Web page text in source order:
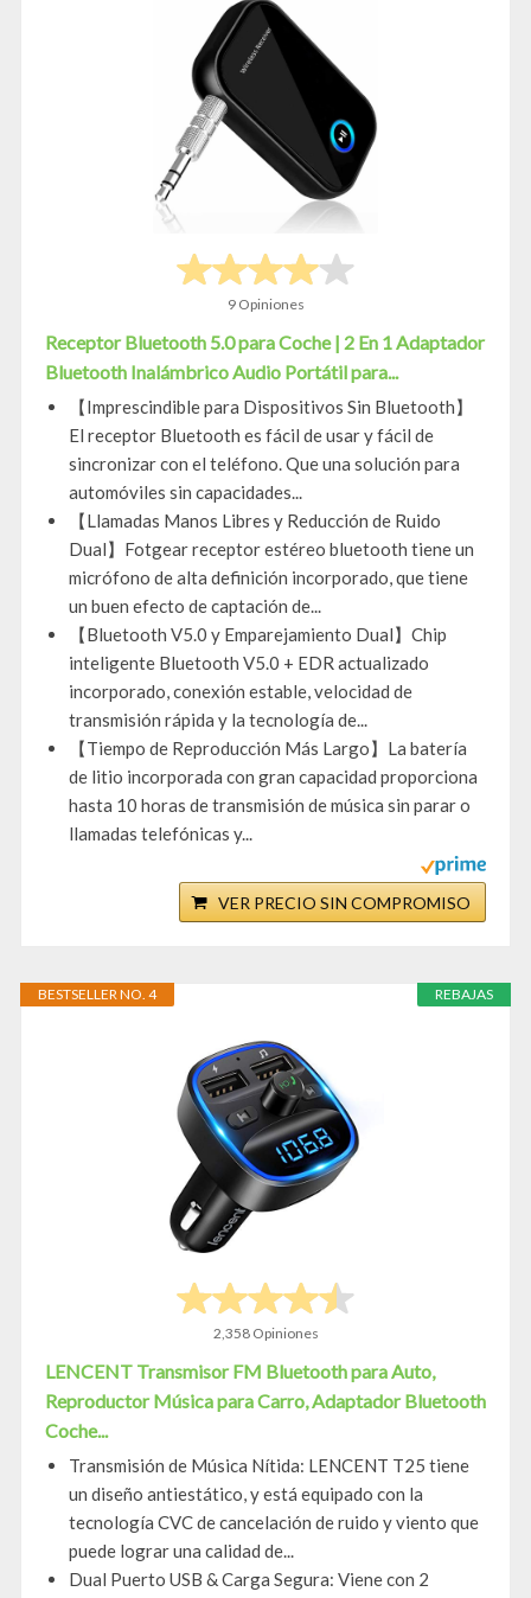
9 Opiniones
Receptor Bluetooth 5.0 para Coche | 2 En 1 Adaptador
Bluetooth Inalámbrico Audio Portátil para...
【Imprescindible para Dispositivos Sin Bluetooth】
El receptor Bluetooth es fácil de usar y fácil de
sincronizar con el teléfono. Que una solución para
automóviles sin capacidades...
【Llamadas Manos Libres y Reducción de Ruido
Dual】Fotgear receptor estéreo bluetooth tiene un
micrófono de alta definición incorporado, que tiene
un buen efecto de captación de...
【Bluetooth V5.0 y Emparejamiento Dual】Chip
inteligente Bluetooth V5.0 + EDR actualizado
incorporado, conexión estable, velocidad de
transmisión rápida y la tecnología de...
【Tiempo de Reproducción Más Largo】La batería
de litio incorporada con gran capacidad proporciona
hasta 10 horas de transmisión de música sin parar o
llamadas telefónicas y...
VER PRECIO SIN COMPROMISO
REBAJAS
BESTSELLER NO. 4
2,358 Opiniones
LENCENT Transmisor FM Bluetooth para Auto,
Reproductor Música para Carro, Adaptador Bluetooth
Coche...
Transmisión de Música Nítida: LENCENT T25 tiene
un diseño antiestático, y está equipado con la
tecnología CVC de cancelación de ruido y viento que
puede lograr una calidad de...
Dual Puerto USB & Carga Segura: Viene con 2